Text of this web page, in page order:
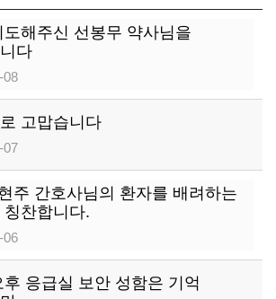
도해주신 선봉무 약사님을
다
08
고맙습니다
07
주 간호사님의 환자를 배려하는
칭찬합니다.
06
후 응급실 보안 성함은 기억